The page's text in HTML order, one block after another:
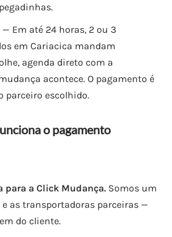
— Em até 24 horas, 2 ou 3
em Cariacica mandam
agenda direto com a
acontece. O pagamento é
parceiro escolhido.
o pagamento
para a Click Mudança. Somos um
as transportadoras parceiras —
do cliente.